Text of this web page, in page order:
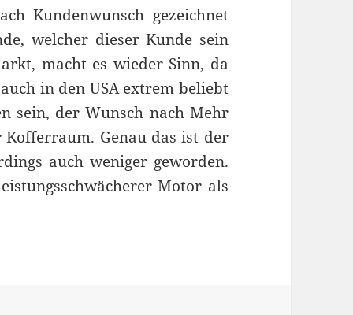
Kundenwunsch gezeichnet
welcher dieser Kunde sein
macht es wieder Sinn, da
in den USA extrem beliebt
sein, der Wunsch nach Mehr
Genau das ist der
auch weniger geworden.
Motor als